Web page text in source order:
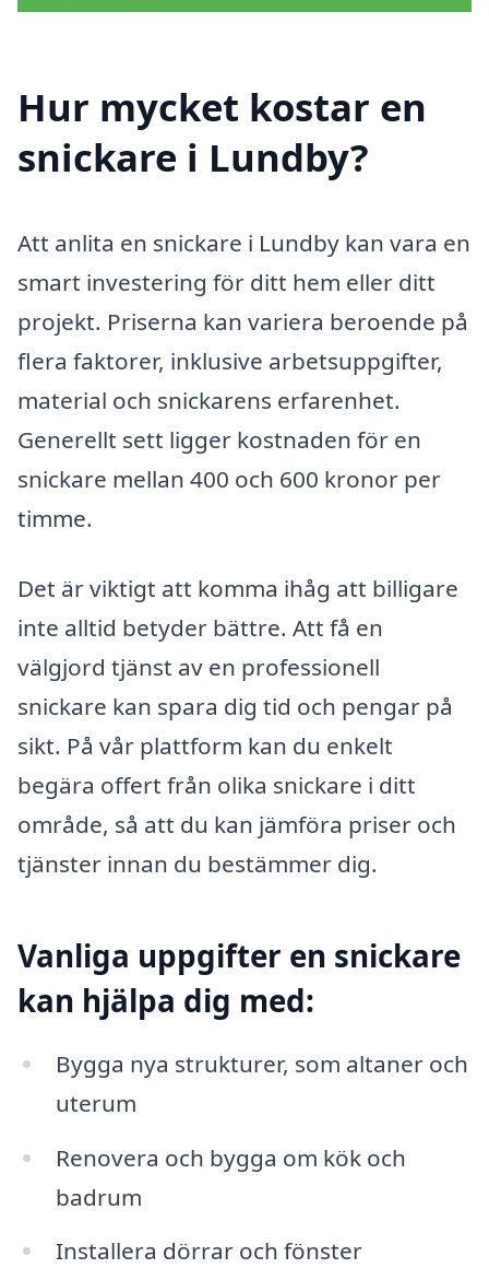
Hur mycket kostar en
snickare i Lundby?
Att anlita en snickare i Lundby kan vara en
smart investering för ditt hem eller ditt
projekt. Priserna kan variera beroende på
flera faktorer, inklusive arbetsuppgifter,
material och snickarens erfarenhet.
Generellt sett ligger kostnaden för en
snickare mellan 400 och 600 kronor per
timme.
Det är viktigt att komma ihåg att billigare
inte alltid betyder bättre. Att få en
välgjord tjänst av en professionell
snickare kan spara dig tid och pengar på
sikt. På vår plattform kan du enkelt
begära offert från olika snickare i ditt
område, så att du kan jämföra priser och
tjänster innan du bestämmer dig.
Vanliga uppgifter en snickare
kan hjälpa dig med:
Bygga nya strukturer, som altaner och
uterum
Renovera och bygga om kök och
badrum
Installera dörrar och fönster